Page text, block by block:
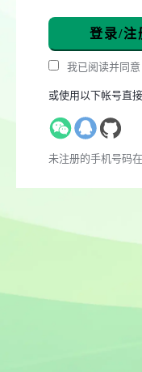
登录/注
我已阅读并同意
或使用以下帐号直
未注册的手机号码